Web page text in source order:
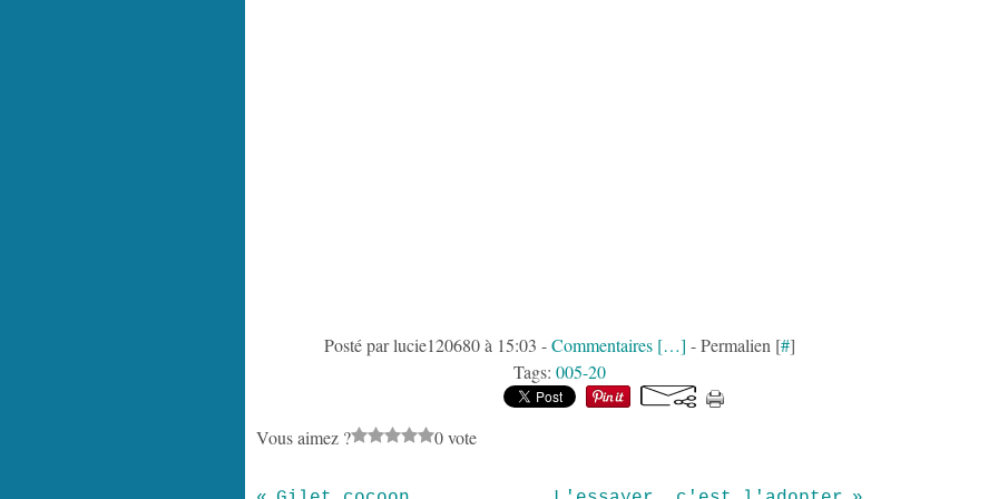
Posté par lucie120680 à 15:03 -Commentaires […] - Permalien [#]
Tags: 005-20
Vous aimez ? 0 vote